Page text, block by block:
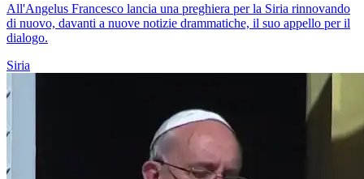
All'Angelus Francesco lancia una preghiera per la Siria rinnovando
di nuovo, davanti a nuove notizie drammatiche, il suo appello per il
dialogo.
Siria